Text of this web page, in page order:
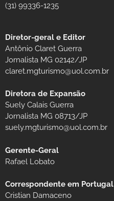
(31) 99336-1235
Diretor-geral e Editor
Antônio Claret Guerra
Jornalista MG 02142/JP
claret.mgturismo@uol.com.br
Diretora de Expansão
Suely Calais Guerra
Jornalista MG 08713/JP
suely.mgturismo@uol.com.br
Gerente-Geral
Rafael Lobato
Correspondente em Portugal
Cristian Damaceno